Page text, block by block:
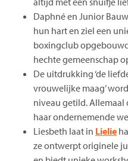
Daphné en Junior
hun hart en ziel een
boxingclub
hechte gemeenschap
De uitdrukking ‘de
vrouwelijke maag’
niveau getild. Allemaal
haar ondernemende
Liesbeth laat in Lielie
ze ontwerpt originele